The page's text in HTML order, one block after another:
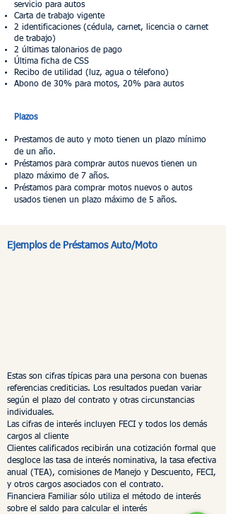
servicio para autos
Carta de trabajo vigente
2 identificaciones (cédula, carnet, licencia o carnet
de trabajo)
2 últimas talonarios de pago
Última ficha de CSS
Recibo de utilidad (luz, agua o télefono)
Abono de 30% para motos, 20% para autos
Plazos
Prestamos de auto y moto tienen un plazo mínimo
de un año.
Préstamos para comprar autos nuevos tienen un
plazo máximo de 7 años.
Préstamos para comprar motos nuevos o autos
usados tienen un plazo máximo de 5 años.
Ejemplos de Préstamos Auto/Moto
Estas son cifras típicas para una persona con buenas
referencias crediticias. Los resultados puedan variar
según el plazo del contrato y otras circunstancias
individuales.
Las cifras de interés incluyen FECI y todos los demás
cargos al cliente
Clientes calificados recibirán una cotización formal que
desgloce las tasa de interés nominativa, la tasa efectiva
anual (TEA), comisiones de Manejo y Descuento, FECI,
y otros cargos asociados con el contrato.
Financiera Familiar sólo utiliza el método de interés
sobre el saldo para calcular el interés